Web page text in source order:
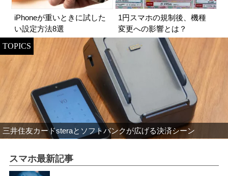
iPhoneが重いときに試した
い設定方法8選
1円スマホの規制後、機種
変更への影響とは？
TOPICS
三井住友カードsteraとソフトバンクが広げる決済シーン
スマホ最新記事